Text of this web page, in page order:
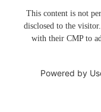
This content is not
disclosed to the
with their CMP to
Powered by